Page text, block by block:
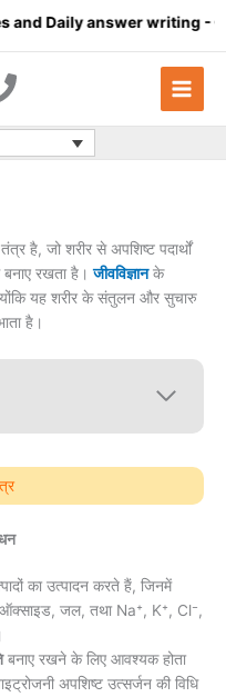
writing- Click here
है, जो शरीर से अपशिष्ट पदार्थों
बनाए रखता है।जीवविज्ञानके
यह शरीर के संतुलन और सुचारु
है।
का उत्पादन करते हैं, जिनमें
जल, तथा Na⁺, K⁺, Cl⁻,
बनाए रखने के लिए आवश्यक होता
अपशिष्ट उत्सर्जन की विधि